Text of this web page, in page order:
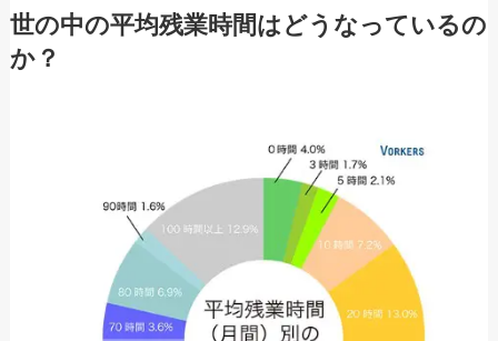
世の中の平均残業時間はどうなっているの
か？